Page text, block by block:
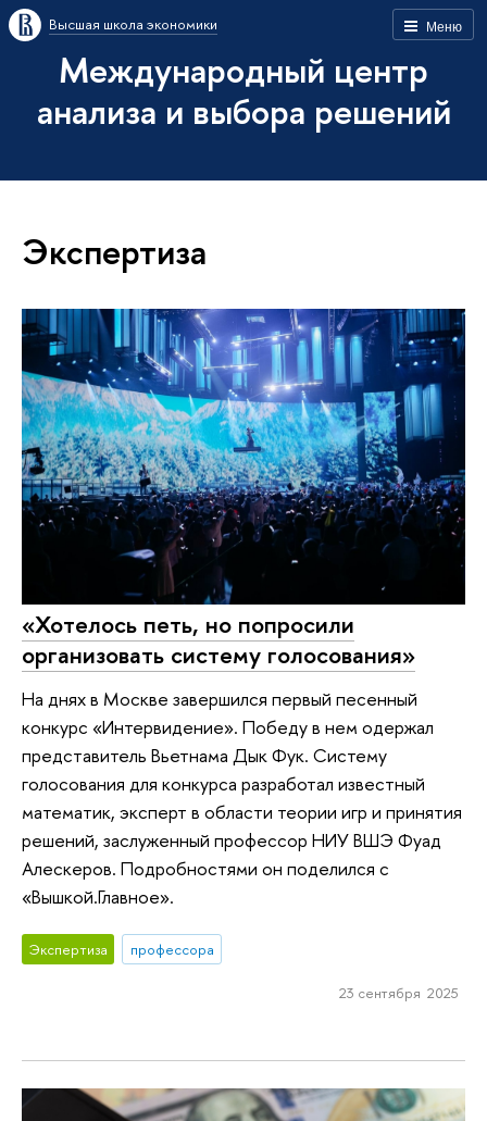
Меню
Высшая школа экономики
Международный центр
анализа и выбора решений
Экспертиза
«Хотелось петь, но попросили
организовать систему голосования»
На днях в Москве завершился первый песенный
конкурс «Интервидение». Победу в нем одержал
представитель Вьетнама Дык Фук. Систему
голосования для конкурса разработал известный
математик, эксперт в области теории игр и принятия
решений, заслуженный профессор НИУ ВШЭ Фуад
Алескеров. Подробностями он поделился с
«Вышкой.Главное».
Экспертиза профессора
23 сентября 2025